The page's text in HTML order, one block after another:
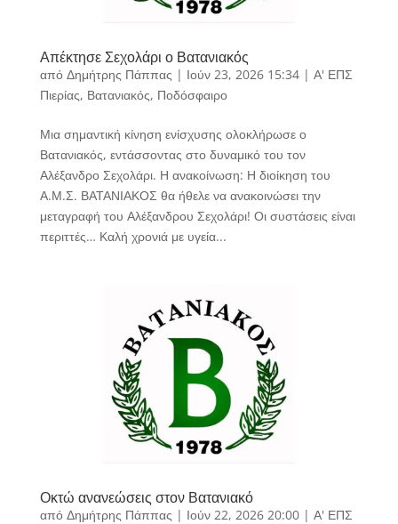
Απέκτησε Σεχολάρι ο Βατανιακός
από Δημήτρης Πάππας | Ιούν 23, 2026 15:34| Α' ΕΠΣ
Πιερίας, Βατανιακός, Ποδόσφαιρο
Μια σημαντική κίνηση ενίσχυσης ολοκλήρωσε ο
Βατανιακός, εντάσσοντας στο δυναμικό του τον
Αλέξανδρο Σεχολάρι. Η ανακοίνωση: Η διοίκηση του
Α.Μ.Σ. ΒΑΤΑΝΙΑΚΟΣ θα ήθελε να ανακοινώσει την
μεταγραφή του Αλέξανδρου Σεχολάρι! Οι συστάσεις είναι
περιττές… Καλή χρονιά με υγεία...
Οκτώ ανανεώσεις στον Βατανιακό
από Δημήτρης Πάππας | Ιούν 22, 2026 20:00| Α' ΕΠΣ